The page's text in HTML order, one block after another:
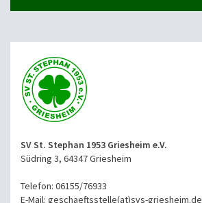
SV St. Stephan 1953 Griesheim e.V.
Südring 3, 64347 Griesheim
Telefon: 06155/76933
E-Mail: geschaeftsstelle(at)svs-griesheim.de